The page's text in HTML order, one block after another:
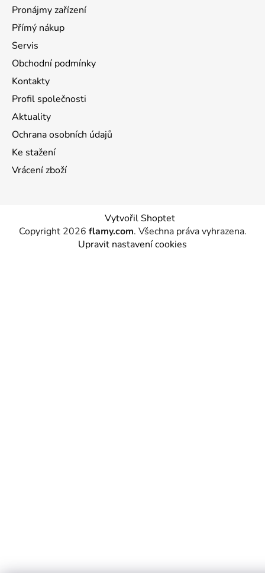
Pronájmy zařízení
Přímý nákup
Servis
Obchodní podmínky
Kontakty
Profil společnosti
Aktuality
Ochrana osobních údajů
Ke stažení
Vrácení zboží
Vytvořil Shoptet
Copyright 2026 flamy.com. Všechna práva vyhrazena.
Upravit nastavení cookies